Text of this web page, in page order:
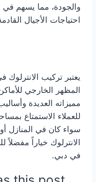
والجودة، مما يسهم في
احتياجات الأجيال
يعتبر تركيب
المظهر الخارجي
مميزاته العديدة
للعملاء الاستمتاع
سواء كان في المنازل
الانترلوك خياراً
في دبي.